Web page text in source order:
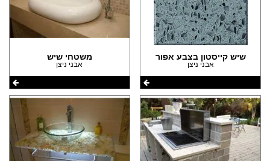
שיש קייסטון בצבע אפור
אבני ניצן
משטחי שיש
אבני ניצן